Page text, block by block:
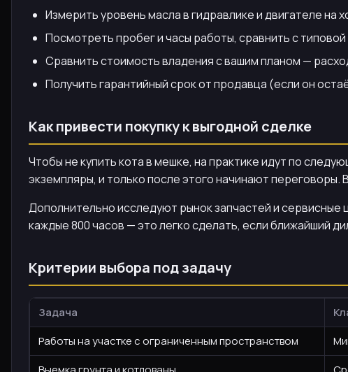
Измерить уровень масла в гидравлике и двигателе на
Посмотреть пробег и часы работы, сравнить с
Сравнить стоимость владения с вашим планом —
Получить гарантийный срок от продавца (если он
Как привести покупку к выгодной сделке
Чтобы не купить кота в мешке, на практике идут по
экземпляры, и только после этого начинают
Дополнительно исследуют рынок запчастей и
каждые 800 часов — это легко сделать, если ближайший
Критерии выбора под задачу
Задача
Работы на участке с ограниченным пространством